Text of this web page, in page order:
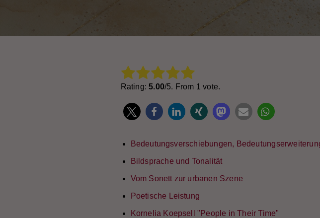
Rate this item:
Rating:5.00/5. From 1 vote.
Bedeutungsverschiebungen,
Bildsprache und Tonalität
Vom Sonett zur urbanen Szene
Poetische Leistung
Kornelia Koepsell "People in Their Time"